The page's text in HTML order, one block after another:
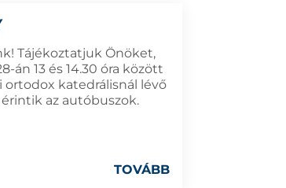
Tájékoztatjuk Önöket,
án 13 és 14.30 óra között
ortodox katedrálisnál lévő
az autóbuszok.
TOVÁBB